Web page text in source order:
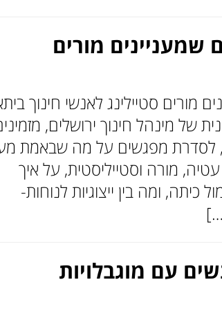
שמעניינים מורים
מורים סטיילינג לאנשי חינוך
של מינהל חינוך ירושלים,
לסדרת מפגשים על מה שבאמת
מורה וסטייליסטית, על איך
ומה בין ייצוגיות לנוחות-
עם מוגבלויות